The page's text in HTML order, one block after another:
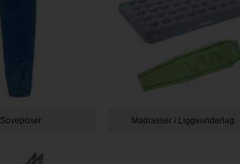
Soveposer Madrasser / Liggeunderlag